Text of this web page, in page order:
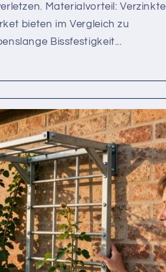
Materialvorteil: Verzinkte
bieten im Vergleich zu
Bissfestigkeit...